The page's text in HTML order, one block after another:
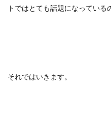
トではとても話題になっている
それではいきます。